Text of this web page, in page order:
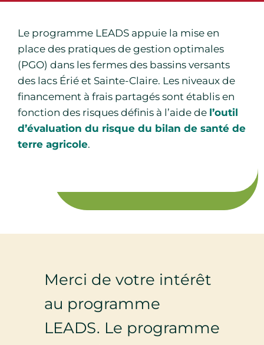
Le programme LEADS appuie la mise en
place des pratiques de gestion optimales
(PGO) dans les fermes des bassins versants
des lacs Érié et Sainte-Claire. Les niveaux de
financement à frais partagés sont établis en
fonction des risques définis à l’aide de l’outil
d’évaluation du risque du bilan de santé de
terre agricole.
Merci de votre intérêt
au programme
LEADS. Le programme